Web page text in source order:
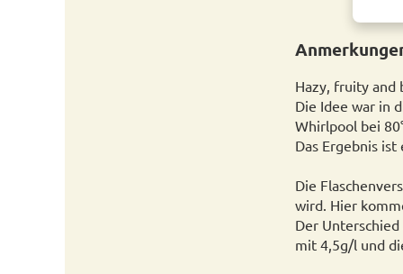
Hazy, fruity and
Die Idee war in
Whirlpool bei
Das Ergebnis
Die
wird. Hier
Der
mit 4,5g/l und